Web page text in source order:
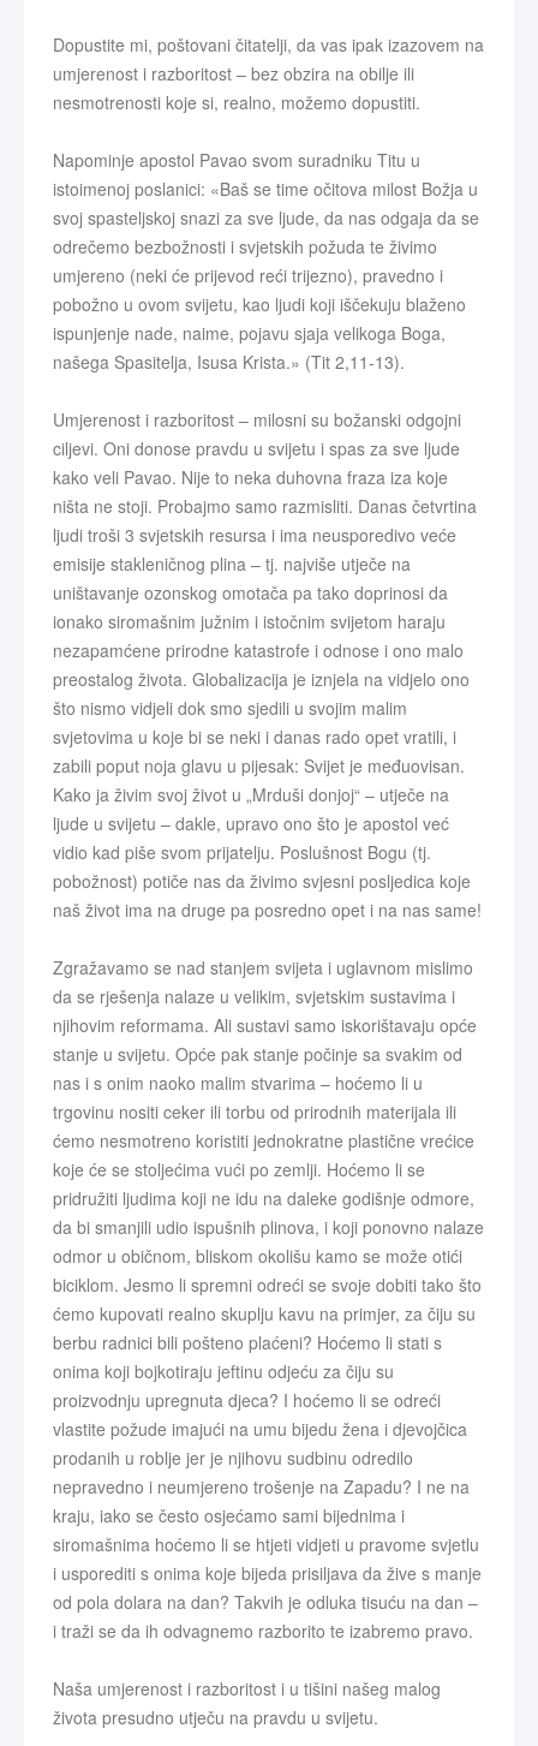
Dopustite mi, poštovani čitatelji, da vas ipak izazovem na
umjerenost i razboritost – bez obzira na obilje ili
nesmotrenosti koje si, realno, možemo dopustiti.
Napominje apostol Pavao svom suradniku Titu u
istoimenoj poslanici: «Baš se time očitova milost Božja u
svoj spasteljskoj snazi za sve ljude, da nas odgaja da se
odrečemo bezbožnosti i svjetskih požuda te živimo
umjereno (neki će prijevod reći trijezno), pravedno i
pobožno u ovom svijetu, kao ljudi koji iščekuju blaženo
ispunjenje nade, naime, pojavu sjaja velikoga Boga,
našega Spasitelja, Isusa Krista.» (Tit 2,11-13).
Umjerenost i razboritost – milosni su božanski odgojni
ciljevi. Oni donose pravdu u svijetu i spas za sve ljude
kako veli Pavao. Nije to neka duhovna fraza iza koje
ništa ne stoji. Probajmo samo razmisliti. Danas četvrtina
ljudi troši 3 svjetskih resursa i ima neusporedivo veće
emisije stakleničnog plina – tj. najviše utječe na
uništavanje ozonskog omotača pa tako doprinosi da
ionako siromašnim južnim i istočnim svijetom haraju
nezapamćene prirodne katastrofe i odnose i ono malo
preostalog života. Globalizacija je iznjela na vidjelo ono
što nismo vidjeli dok smo sjedili u svojim malim
svjetovima u koje bi se neki i danas rado opet vratili, i
zabili poput noja glavu u pijesak: Svijet je međuovisan.
Kako ja živim svoj život u „Mrduši donjoj“ – utječe na
ljude u svijetu – dakle, upravo ono što je apostol već
vidio kad piše svom prijatelju. Poslušnost Bogu (tj.
pobožnost) potiče nas da živimo svjesni posljedica koje
naš život ima na druge pa posredno opet i na nas same!
Zgražavamo se nad stanjem svijeta i uglavnom mislimo
da se rješenja nalaze u velikim, svjetskim sustavima i
njihovim reformama. Ali sustavi samo iskorištavaju opće
stanje u svijetu. Opće pak stanje počinje sa svakim od
nas i s onim naoko malim stvarima – hoćemo li u
trgovinu nositi ceker ili torbu od prirodnih materijala ili
ćemo nesmotreno koristiti jednokratne plastične vrećice
koje će se stoljećima vući po zemlji. Hoćemo li se
pridružiti ljudima koji ne idu na daleke godišnje odmore,
da bi smanjili udio ispušnih plinova, i koji ponovno nalaze
odmor u običnom, bliskom okolišu kamo se može otići
biciklom. Jesmo li spremni odreći se svoje dobiti tako što
ćemo kupovati realno skuplju kavu na primjer, za čiju su
berbu radnici bili pošteno plaćeni? Hoćemo li stati s
onima koji bojkotiraju jeftinu odjeću za čiju su
proizvodnju upregnuta djeca? I hoćemo li se odreći
vlastite požude imajući na umu bijedu žena i djevojčica
prodanih u roblje jer je njihovu sudbinu odredilo
nepravedno i neumjereno trošenje na Zapadu? I ne na
kraju, iako se često osjećamo sami bijednima i
siromašnima hoćemo li se htjeti vidjeti u pravome svjetlu
i usporediti s onima koje bijeda prisiljava da žive s manje
od pola dolara na dan? Takvih je odluka tisuću na dan –
i traži se da ih odvagnemo razborito te izabremo pravo.
Naša umjerenost i razboritost i u tišini našeg malog
života presudno utječu na pravdu u svijetu.